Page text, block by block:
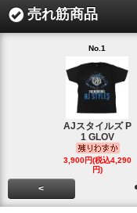
売れ筋商品
No.1
AJスタイルズ P
1 GLOV
3,900円(税込4,290
円)
<